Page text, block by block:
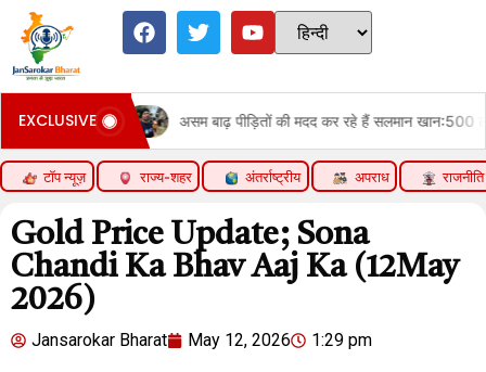
EXCLUSIVE
असम बाढ़ पीड़ितों की मदद कर रहे हैं सलमान खान:500 लोगों के लिए सेमी
टॉप न्यूज़ राज्य-शहर अंतर्राष्ट्रीय अपराध राजनीति
Gold Price Update; Sona
Chandi Ka Bhav Aaj Ka (12May
2026)
Jansarokar Bharat May 12, 2026 1:29 pm